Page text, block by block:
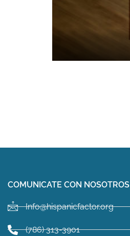
COMUNICATE CON NOSOTROS
Info@hispanicfactor.org
(786) 313-3901